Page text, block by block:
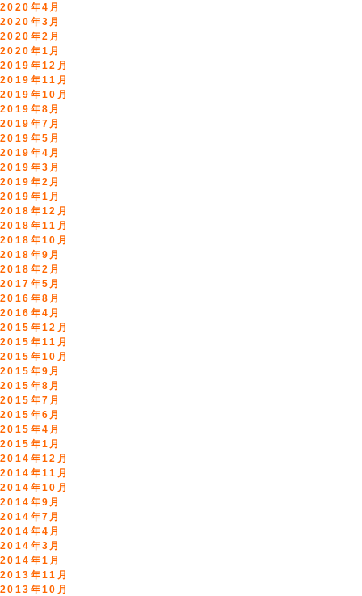
2020年4月
2020年3月
2020年2月
2020年1月
2019年12月
2019年11月
2019年10月
2019年8月
2019年7月
2019年5月
2019年4月
2019年3月
2019年2月
2019年1月
2018年12月
2018年11月
2018年10月
2018年9月
2018年2月
2017年5月
2016年8月
2016年4月
2015年12月
2015年11月
2015年10月
2015年9月
2015年8月
2015年7月
2015年6月
2015年4月
2015年1月
2014年12月
2014年11月
2014年10月
2014年9月
2014年7月
2014年4月
2014年3月
2014年1月
2013年11月
2013年10月